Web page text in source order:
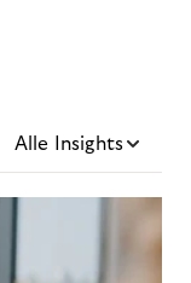
Alle Insights